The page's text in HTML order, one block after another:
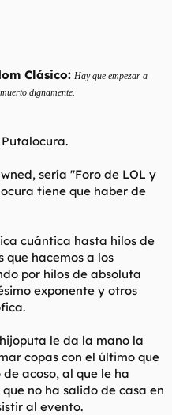
Clásico: Hay que empezar a
dignamente.
sería "Foro de LOL y
tiene que haber de
cuántica hasta hilos de
hacemos a los
por hilos de absoluta
exponente y otros
le da la mano la
copas con el último que
acoso, al que le ha
no ha salido de casa en
al evento.